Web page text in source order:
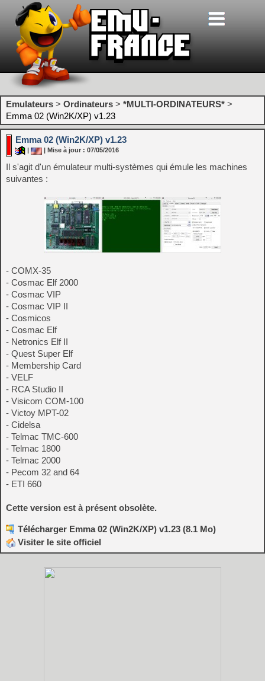
Emulateurs > Ordinateurs > *MULTI-ORDINATEURS* >
Emma 02 (Win2K/XP) v1.23
Emma 02 (Win2K/XP) v1.23
| Mise à jour : 07/05/2016
Il s'agit d'un émulateur multi-systèmes qui émule les machines
suivantes :
- COMX-35
- Cosmac Elf 2000
- Cosmac VIP
- Cosmac VIP II
- Cosmicos
- Cosmac Elf
- Netronics Elf II
- Quest Super Elf
- Membership Card
- VELF
- RCA Studio II
- Visicom COM-100
- Victoy MPT-02
- Cidelsa
- Telmac TMC-600
- Telmac 1800
- Telmac 2000
- Pecom 32 and 64
- ETI 660
Cette version est à présent obsolète.
Télécharger Emma 02 (Win2K/XP) v1.23 (8.1 Mo)
Visiter le site officiel